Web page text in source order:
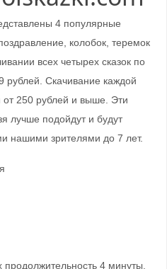
4 популярные
колобок, теремок
всех четырех сказок по
рублей. Скачивание каждой
от 250 рублей и выше. Эти
лучше подойдут и будут
нашими зрителями до 7 лет.
4 минуты.